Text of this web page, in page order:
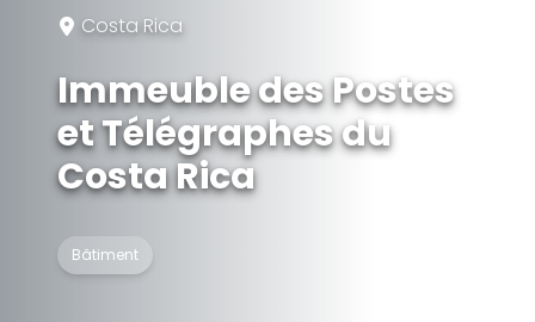
Costa Rica
Immeuble des Postes
et Télégraphes du
Costa Rica
Bâtiment